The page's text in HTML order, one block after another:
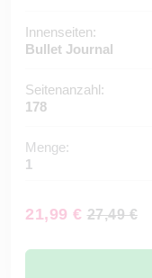
Innenseiten:
Bullet Journal
Seitenanzahl:
178
Menge:
1
21,99 € 27,49 €